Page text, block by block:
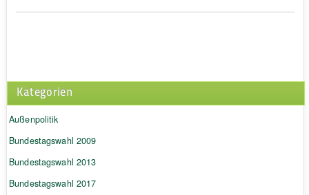
Kategorien
Außenpolitik
Bundestagswahl 2009
Bundestagswahl 2013
Bundestagswahl 2017